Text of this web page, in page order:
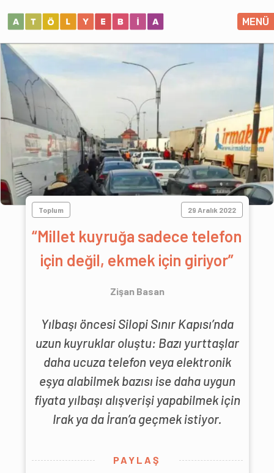
MENÜ
Toplum 29 Aralık 2022
“Millet kuyruğa sadece telefon
için değil, ekmek için giriyor”
Zişan Basan
Yılbaşı öncesi Silopi Sınır Kapısı’nda
uzun kuyruklar oluştu: Bazı yurttaşlar
daha ucuza telefon veya elektronik
eşya alabilmek bazısı ise daha uygun
fiyata yılbaşı alışverişi yapabilmek için
Irak ya da İran’a geçmek istiyor.
PAYLAŞ